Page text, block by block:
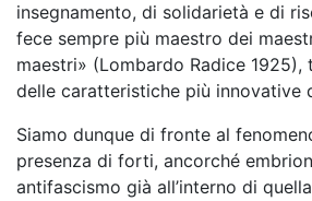
insegnamento, di solidarietà e di
fece sempre più maestro dei
maestri» (Lombardo Radice 1925),
delle caratteristiche più innovative
Siamo dunque di fronte al
presenza di forti, ancorché
antifascismo già all’interno di